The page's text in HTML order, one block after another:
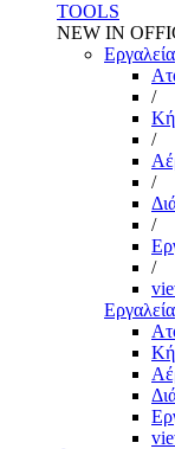
TOOLS
NEW IN
Εργαλεία
/
/
/
/
/
Εργαλεία